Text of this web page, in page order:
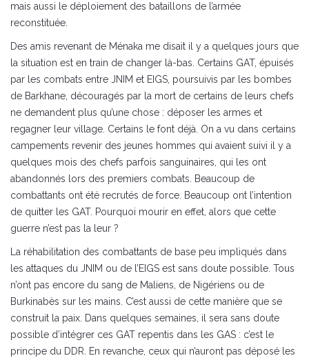
mais aussi le déploiement des bataillons de l’armée
reconstituée.
Des amis revenant de Ménaka me disait il y a quelques jours que
la situation est en train de changer là-bas. Certains GAT, épuisés
par les combats entre JNIM et EIGS, poursuivis par les bombes
de Barkhane, découragés par la mort de certains de leurs chefs
ne demandent plus qu’une chose : déposer les armes et
regagner leur village. Certains le font déjà. On a vu dans certains
campements revenir des jeunes hommes qui avaient suivi il y a
quelques mois des chefs parfois sanguinaires, qui les ont
abandonnés lors des premiers combats. Beaucoup de
combattants ont été recrutés de force. Beaucoup ont l’intention
de quitter les GAT. Pourquoi mourir en effet, alors que cette
guerre n’est pas la leur ?
La réhabilitation des combattants de base peu impliqués dans
les attaques du JNIM ou de l’EIGS est sans doute possible. Tous
n’ont pas encore du sang de Maliens, de Nigériens ou de
Burkinabès sur les mains. C’est aussi de cette manière que se
construit la paix. Dans quelques semaines, il sera sans doute
possible d’intégrer ces GAT repentis dans les GAS : c’est le
principe du DDR. En revanche, ceux qui n’auront pas déposé les